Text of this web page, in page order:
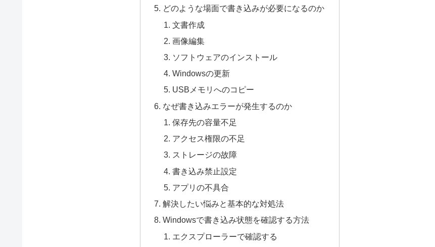
どのような場面で書き込みが必要になるのか
文書作成
画像編集
ソフトウェアのインストール
Windowsの更新
USBメモリへのコピー
なぜ書き込みエラーが発生するのか
保存先の容量不足
アクセス権限の不足
ストレージの故障
書き込み禁止設定
アプリの不具合
解決したい悩みと基本的な対処法
Windowsで書き込み状態を確認する方法
エクスプローラーで確認する